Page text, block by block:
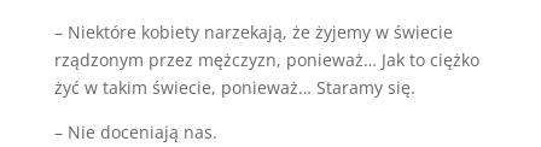
– Niektóre kobiety narzekają, że żyjemy w świecie
rządzonym przez mężczyzn, ponieważ… Jak to ciężko
żyć w takim świecie, ponieważ… Staramy się.
– Nie doceniają nas.